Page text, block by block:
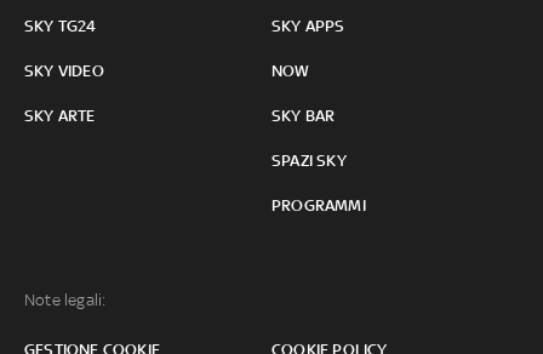
SKY TG24
SKY VIDEO
SKY ARTE
SKY APPS
NOW
SKY BAR
SPAZI SKY
PROGRAMMI
Note legali:
GESTIONE COOKIE COOKIE POLICY